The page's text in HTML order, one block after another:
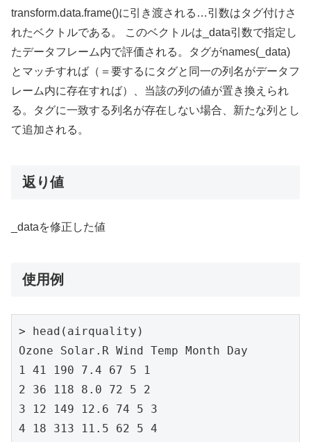
transform.data.frame()に引き渡される…引数はタグ付けさ
れたベクトルである。 このベクトルは_data引数で指定し
たデータフレーム内で評価される。タグがnames(_data)
とマッチすれば（＝要するにタグと同一の列名がデータフ
レーム内に存在すれば）、当該の列の値が置き換えられ
る。タグに一致する列名が存在しない場合、新たな列とし
て追加される。
返り値
_dataを修正した値
使用例
> head(airquality)
Ozone Solar.R Wind Temp Month Day
1 41 190 7.4 67 5 1
2 36 118 8.0 72 5 2
3 12 149 12.6 74 5 3
4 18 313 11.5 62 5 4